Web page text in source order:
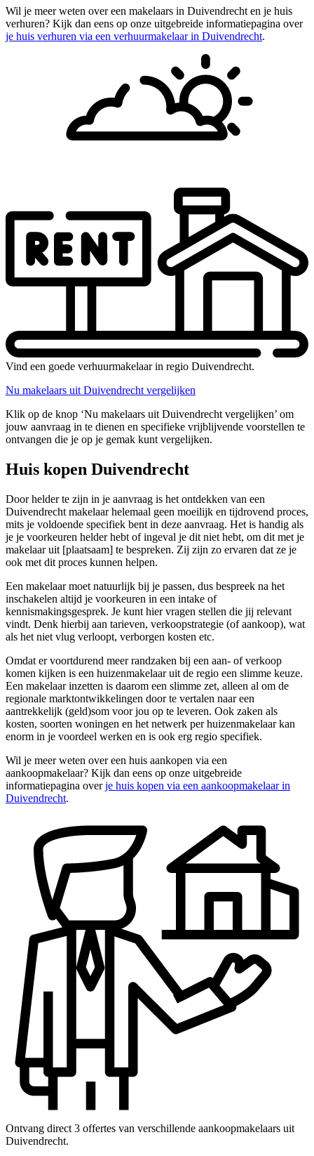
Wil je meer weten over een makelaars in Duivendrecht en je huis
verhuren? Kijk dan eens op onze uitgebreide informatiepagina over
je huis verhuren via een verhuurmakelaar in Duivendrecht.
Vind een goede verhuurmakelaar in regio Duivendrecht.
Nu makelaars uit Duivendrecht vergelijken
Klik op de knop ‘Nu makelaars uit Duivendrecht vergelijken’ om
jouw aanvraag in te dienen en specifieke vrijblijvende voorstellen te
ontvangen die je op je gemak kunt vergelijken.
Huis kopen Duivendrecht
Door helder te zijn in je aanvraag is het ontdekken van een
Duivendrecht makelaar helemaal geen moeilijk en tijdrovend proces,
mits je voldoende specifiek bent in deze aanvraag. Het is handig als
je je voorkeuren helder hebt of ingeval je dit niet hebt, om dit met je
makelaar uit [plaatsaam] te bespreken. Zij zijn zo ervaren dat ze je
ook met dit proces kunnen helpen.
Een makelaar moet natuurlijk bij je passen, dus bespreek na het
inschakelen altijd je voorkeuren in een intake of
kennismakingsgesprek. Je kunt hier vragen stellen die jij relevant
vindt. Denk hierbij aan tarieven, verkoopstrategie (of aankoop), wat
als het niet vlug verloopt, verborgen kosten etc.
Omdat er voortdurend meer randzaken bij een aan- of verkoop
komen kijken is een huizenmakelaar uit de regio een slimme keuze.
Een makelaar inzetten is daarom een slimme zet, alleen al om de
regionale marktontwikkelingen door te vertalen naar een
aantrekkelijk (geld)som voor jou op te leveren. Ook zaken als
kosten, soorten woningen en het netwerk per huizenmakelaar kan
enorm in je voordeel werken en is ook erg regio specifiek.
Wil je meer weten over een huis aankopen via een
aankoopmakelaar? Kijk dan eens op onze uitgebreide
informatiepagina overje huis kopen via een aankoopmakelaar in
Duivendrecht.
Ontvang direct 3 offertes van verschillende aankoopmakelaars uit
Duivendrecht.